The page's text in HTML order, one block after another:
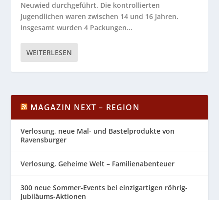
Neuwied durchgeführt. Die kontrollierten
Jugendlichen waren zwischen 14 und 16 Jahren.
Insgesamt wurden 4 Packungen...
WEITERLESEN
MAGAZIN NEXT – REGION
Verlosung, neue Mal- und Bastelprodukte von
Ravensburger
Verlosung, Geheime Welt – Familienabenteuer
300 neue Sommer-Events bei einzigartigen röhrig-
Jubiläums-Aktionen